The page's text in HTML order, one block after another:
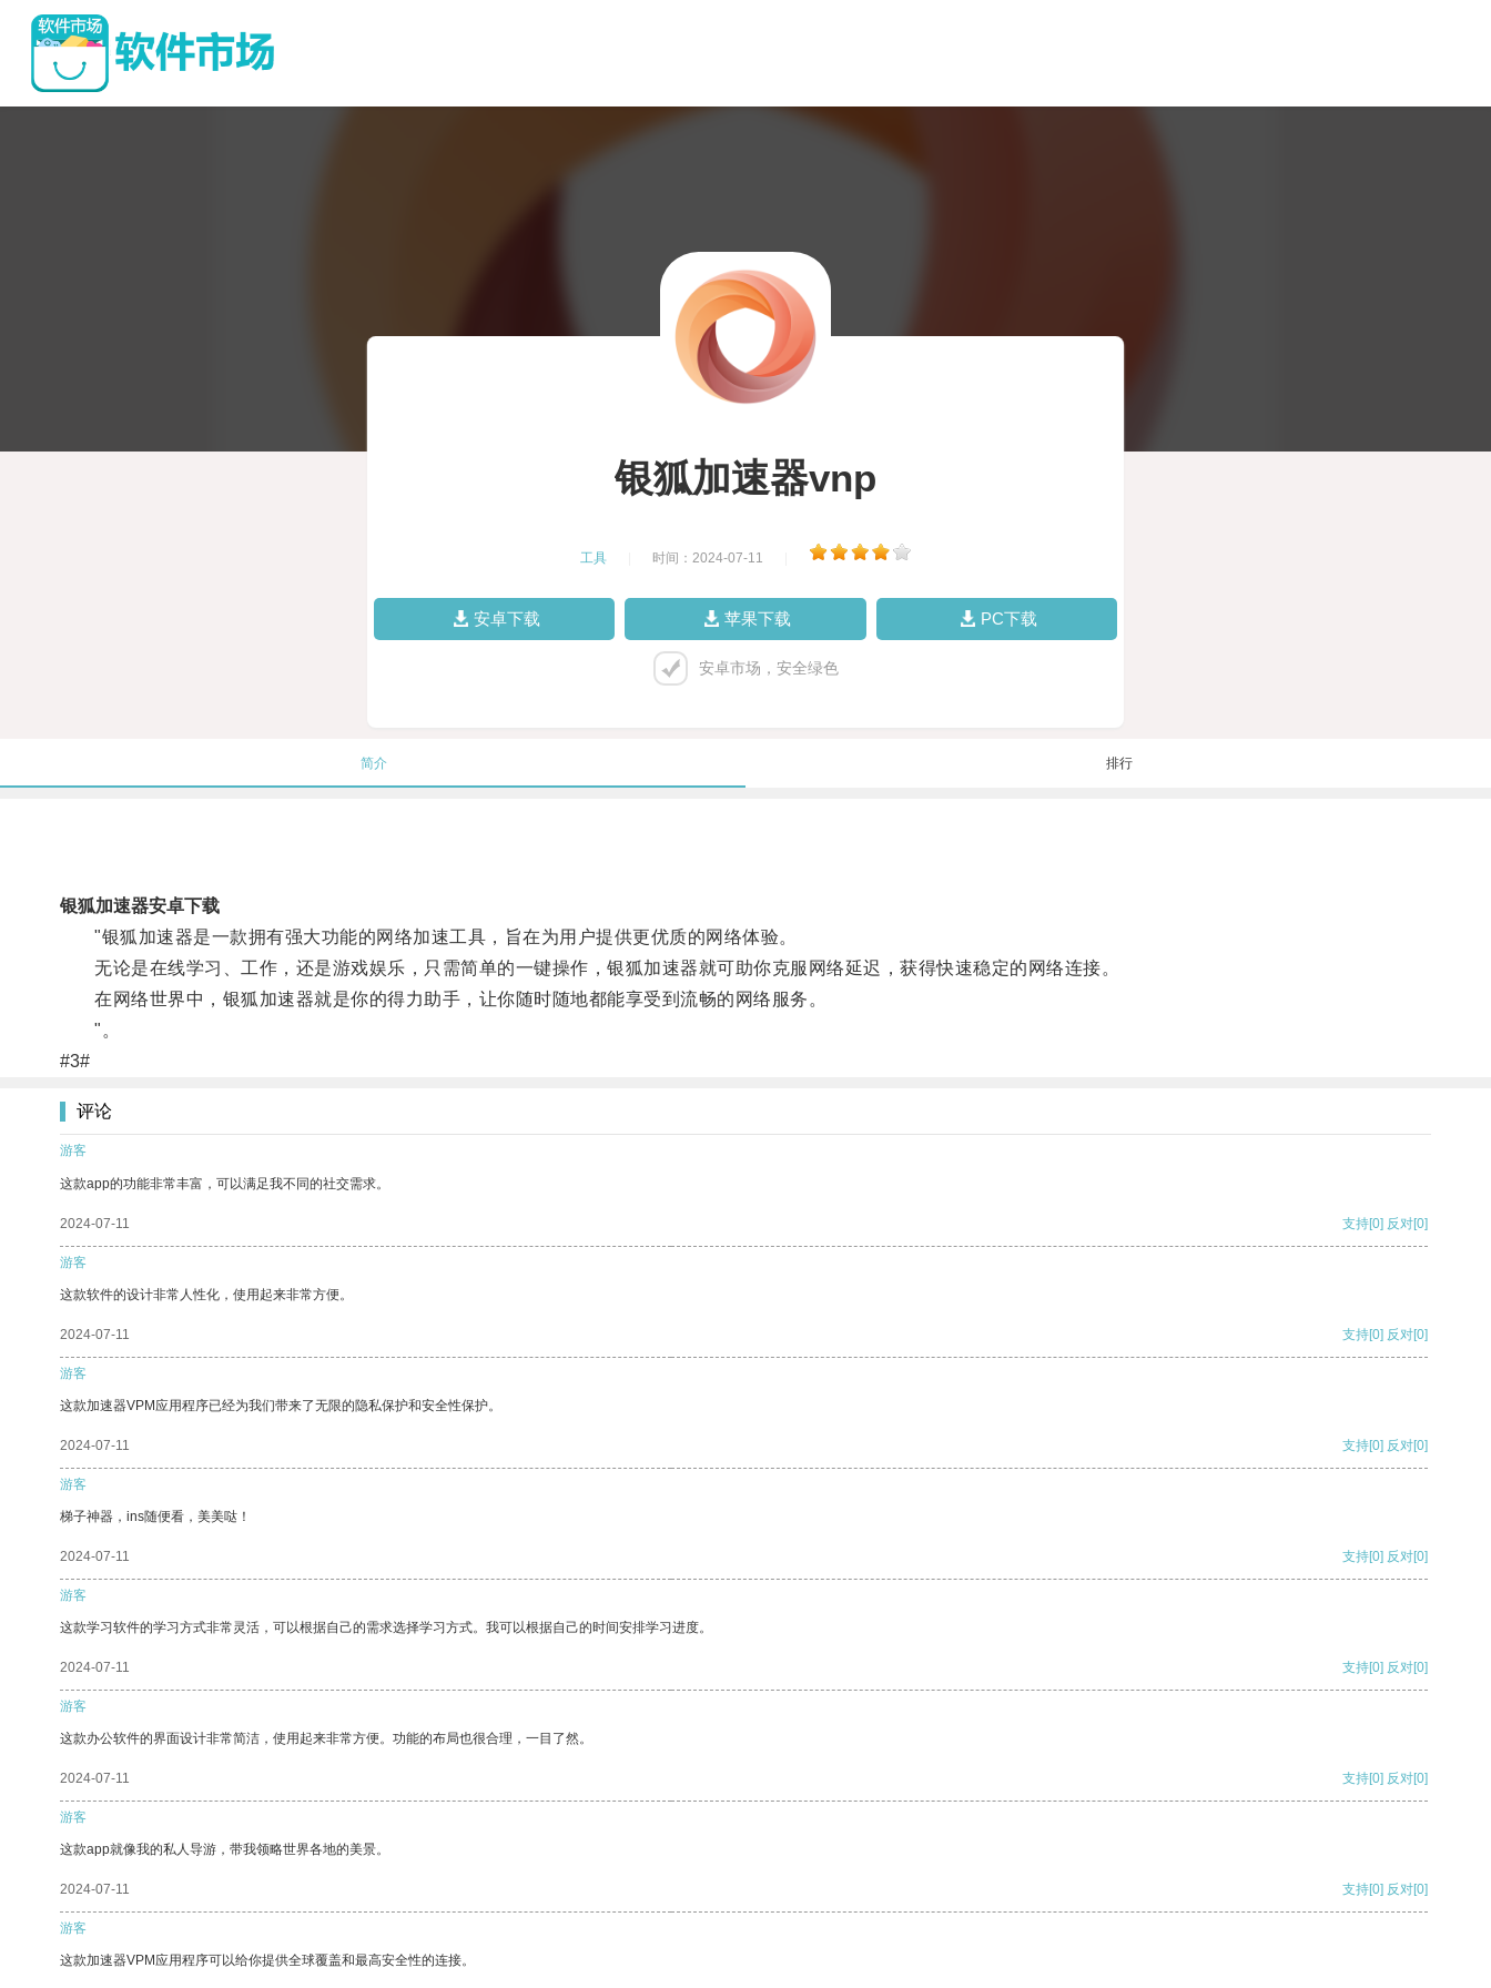
银狐加速器vnp
工具 时间：2024-07-11
安卓下载 苹果下载 PC下载
安卓市场，安全绿色
简介 排行
银狐加速器安卓下载
"银狐加速器是一款拥有强大功能的网络加速工具，旨在为用户提供更优质的网络体验。
无论是在线学习、工作，还是游戏娱乐，只需简单的一键操作，银狐加速器就可助你克服网络延迟，获得快速稳定的网络连接。
在网络世界中，银狐加速器就是你的得力助手，让你随时随地都能享受到流畅的网络服务。
"。
#3#
评论
游客
这款app的功能非常丰富，可以满足我不同的社交需求。
2024-07-11 支持[0] 反对[0]
游客
这款软件的设计非常人性化，使用起来非常方便。
2024-07-11 支持[0] 反对[0]
游客
这款加速器VPM应用程序已经为我们带来了无限的隐私保护和安全性保护。
2024-07-11 支持[0] 反对[0]
游客
梯子神器，ins随便看，美美哒！
2024-07-11 支持[0] 反对[0]
游客
这款学习软件的学习方式非常灵活，可以根据自己的需求选择学习方式。我可以根据自己的时间安排学习进度。
2024-07-11 支持[0] 反对[0]
游客
这款办公软件的界面设计非常简洁，使用起来非常方便。功能的布局也很合理，一目了然。
2024-07-11 支持[0] 反对[0]
游客
这款app就像我的私人导游，带我领略世界各地的美景。
2024-07-11 支持[0] 反对[0]
游客
这款加速器VPM应用程序可以给你提供全球覆盖和最高安全性的连接。